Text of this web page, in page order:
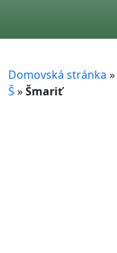
Domovská stránka »
Š »Šmariť